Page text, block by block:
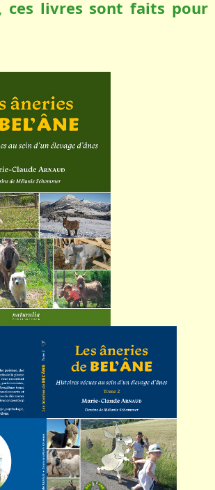
ces livres sont faits pour